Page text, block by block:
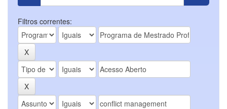
Filtros correntes: